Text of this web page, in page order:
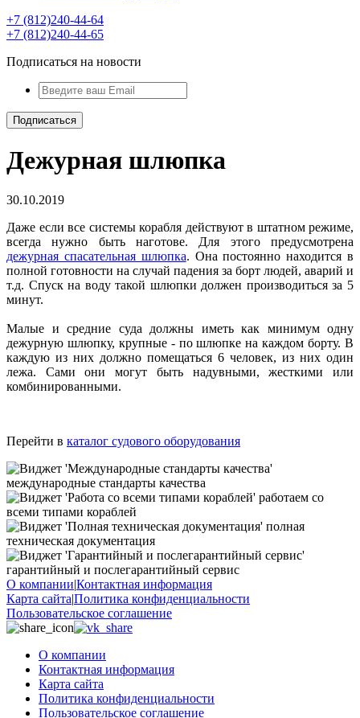
+7 (812)240-44-64
+7 (812)240-44-65
Подписаться на новости
Дежурная шлюпка
30.10.2019
Даже если все системы корабля действуют в штатном режиме,
всегда нужно быть наготове. Для этого предусмотрена
дежурная спасательная шлюпка. Она постоянно находится в
полной готовности на случай падения за борт людей, аварий и
т.д. Спуск на воду такой шлюпки должен производиться за 5
минут.
Малые и средние суда должны иметь как минимум одну
дежурную шлюпку, крупные - по шлюпке на каждом борту. В
каждую из них должно помещаться 6 человек, из них один
лежа. Сами они могут быть надувными, жесткими или
комбинированными.
Перейти в каталог судового оборудования
международные стандарты качества
работаем со
всеми типами кораблей
полная
техническая документация
гарантийный и послегарантийный сервис
О компании|Контактная информация
Карта сайта|Политика конфиденциальности
Пользовательское соглашение
О компании
Контактная информация
Карта сайта
Политика конфиденциальности
Пользовательское соглашение